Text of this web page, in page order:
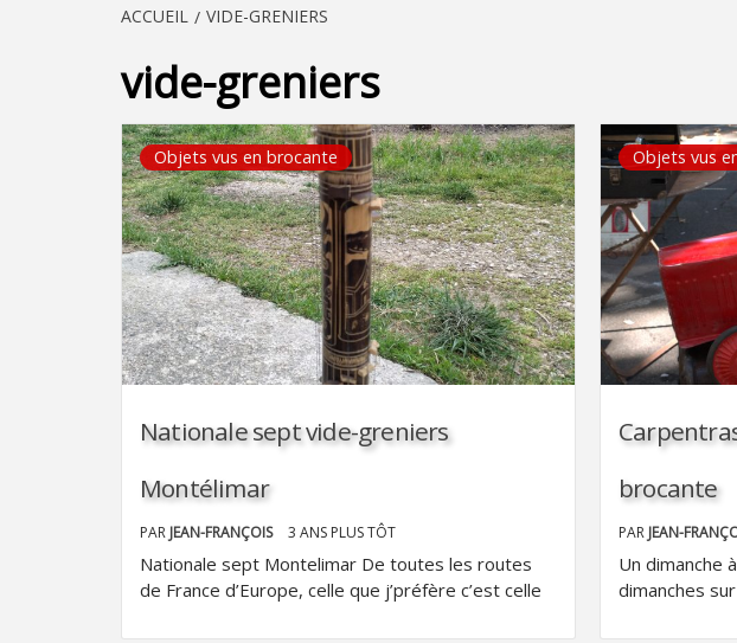
ACCUEIL VIDE-GRENIERS
vide-greniers
Objets vus en brocante
Nationale sept vide-greniers
Montélimar
PAR JEAN-FRANÇOIS 3 ANS PLUS TÔT
Nationale sept Montelimar De toutes les routes
de France d’Europe, celle que j’préfère c’est celle
Objets vus
brocante
PAR JEAN-
Un dimanche
dimanches